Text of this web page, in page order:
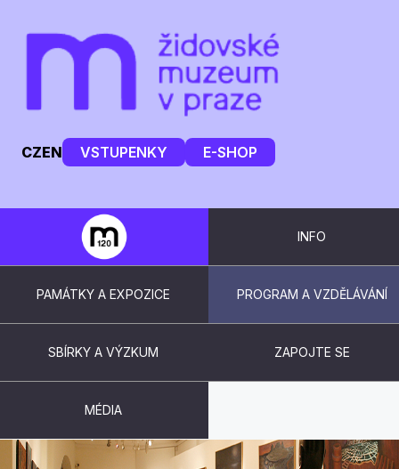
CZEN VSTUPENKY E-SHOP
INFO
PAMÁTKY A EXPOZICE PROGRAM A VZDĚLÁVÁNÍ
SBÍRKY A VÝZKUM ZAPOJTE SE
MÉDIA